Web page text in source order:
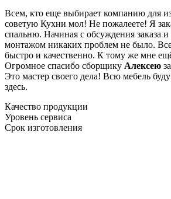
Всем, кто еще выбирает компанию для
советую Кухни мол! Не пожалеете! Я
спальню. Начиная с обсуждения заказа и
монтажом никаких проблем не было.
быстро и качественно. К тому же мне
Огромное спасибо сборщику Алексею
Это мастер своего дела! Всю мебель буду
здесь.
Качество продукции
Уровень сервиса
Срок изготовления